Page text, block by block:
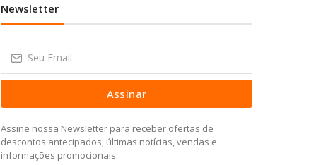
Newsletter
Assinar
Assine nossa Newsletter para receber ofertas de
descontos antecipados, últimas notícias, vendas e
informações promocionais.